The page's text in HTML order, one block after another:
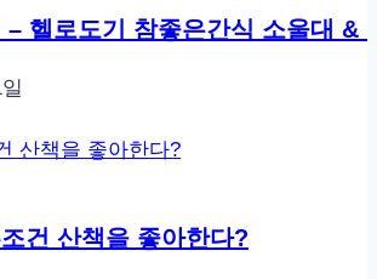
– 헬로도기 참좋은간식 소울대 &
건 산책을 좋아한다?